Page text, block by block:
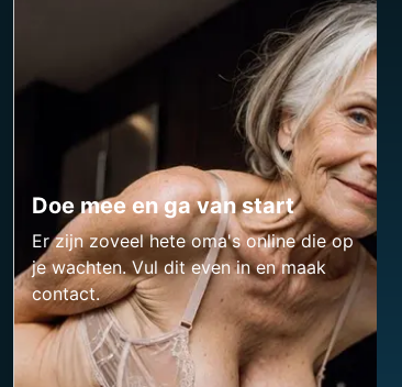
Doe mee en ga van start
Er zijn zoveel hete oma's online die op
je wachten. Vul dit even in en maak
contact.